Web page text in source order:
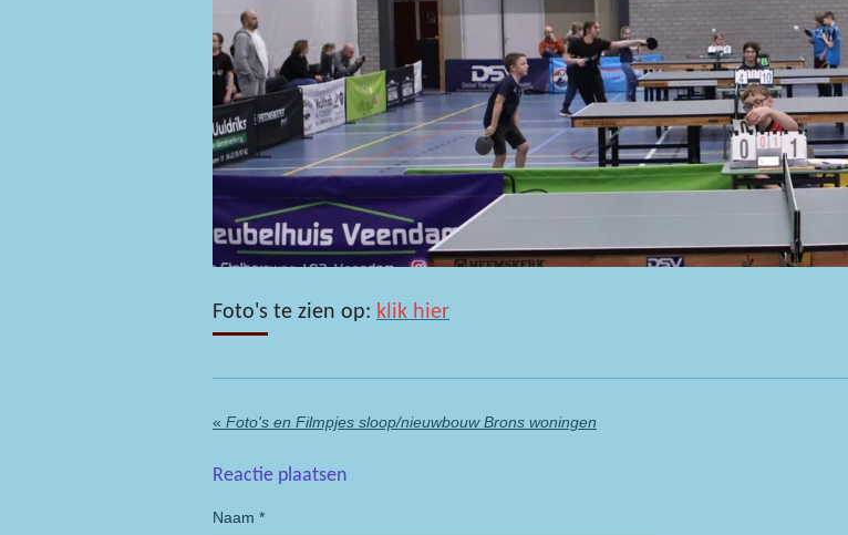
Foto's te zien op: klik hier
« Foto's en Filmpjes sloop/nieuwbouw Brons woningen
Reactie plaatsen
Naam *